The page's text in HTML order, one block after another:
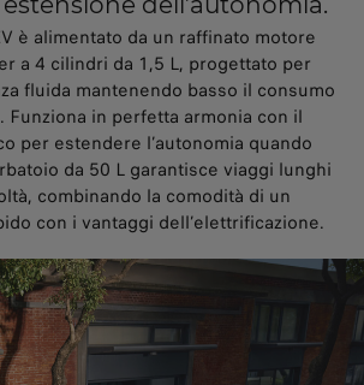
è alimentato da un raffinato motore
a 4 cilindri da 1,5 L, progettato per
fluida mantenendo basso il consumo
Funziona in perfetta armonia con il
per estendere l’autonomia quando
da 50 L garantisce viaggi lunghi
combinando la comodità di un
con i vantaggi dell’elettrificazione.